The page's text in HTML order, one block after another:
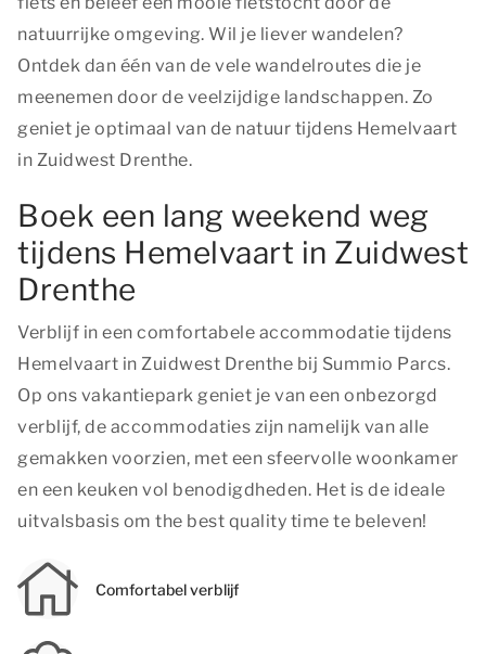
natuurrijke omgeving. Wil je liever wandelen?
Ontdek dan één van de vele wandelroutes die je
meenemen door de veelzijdige landschappen. Zo
geniet je optimaal van de natuur tijdens Hemelvaart
in Zuidwest Drenthe.
Boek een lang weekend weg
tijdens Hemelvaart in Zuidwest
Drenthe
Verblijf in een comfortabele accommodatie tijdens
Hemelvaart in Zuidwest Drenthe bij Summio Parcs.
Op ons vakantiepark geniet je van een onbezorgd
verblijf, de accommodaties zijn namelijk van alle
gemakken voorzien, met een sfeervolle woonkamer
en een keuken vol benodigdheden. Het is de ideale
uitvalsbasis om the best quality time te beleven!
Comfortabel verblijf